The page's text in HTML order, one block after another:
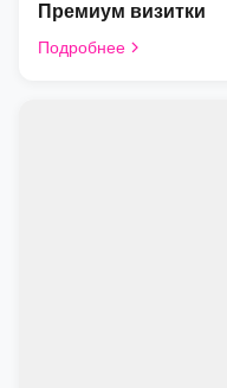
Премиум визитки
Подробнее